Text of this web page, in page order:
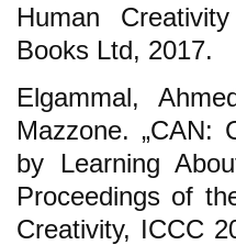
Human
Books Ltd, 2017.
Elgammal,
Mazzone. „CAN:
by Learning
Proceedings of
Creativity, ICCC